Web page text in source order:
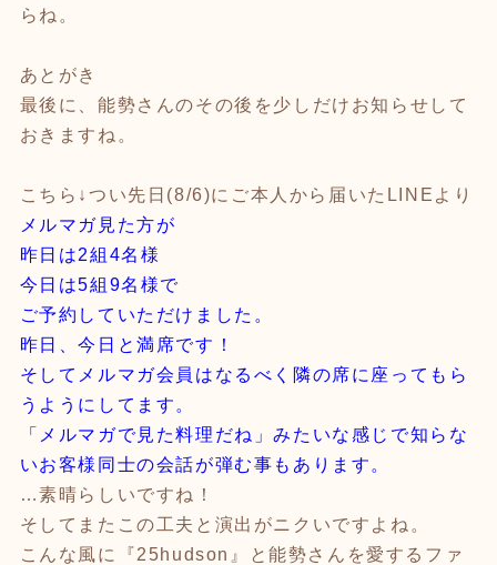
らね。
あとがき
最後に、能勢さんのその後を少しだけお知らせして
おきますね。
こちら↓つい先日(8/6)にご本人から届いたLINEより
メルマガ見た方が
昨日は2組4名様
今日は5組9名様で
ご予約していただけました。
昨日、今日と満席です！
そしてメルマガ会員はなるべく隣の席に座ってもら
うようにしてます。
「メルマガで見た料理だね」みたいな感じで知らな
いお客様同士の会話が弾む事もあります。
…素晴らしいですね！
そしてまたこの工夫と演出がニクいですよね。
こんな風に『25hudson』と能勢さんを愛するファ